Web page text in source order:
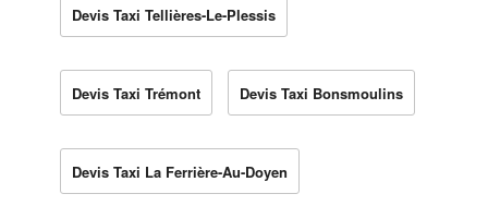
Devis Taxi Tellières-Le-Plessis
Devis Taxi Trémont Devis Taxi Bonsmoulins
Devis Taxi La Ferrière-Au-Doyen